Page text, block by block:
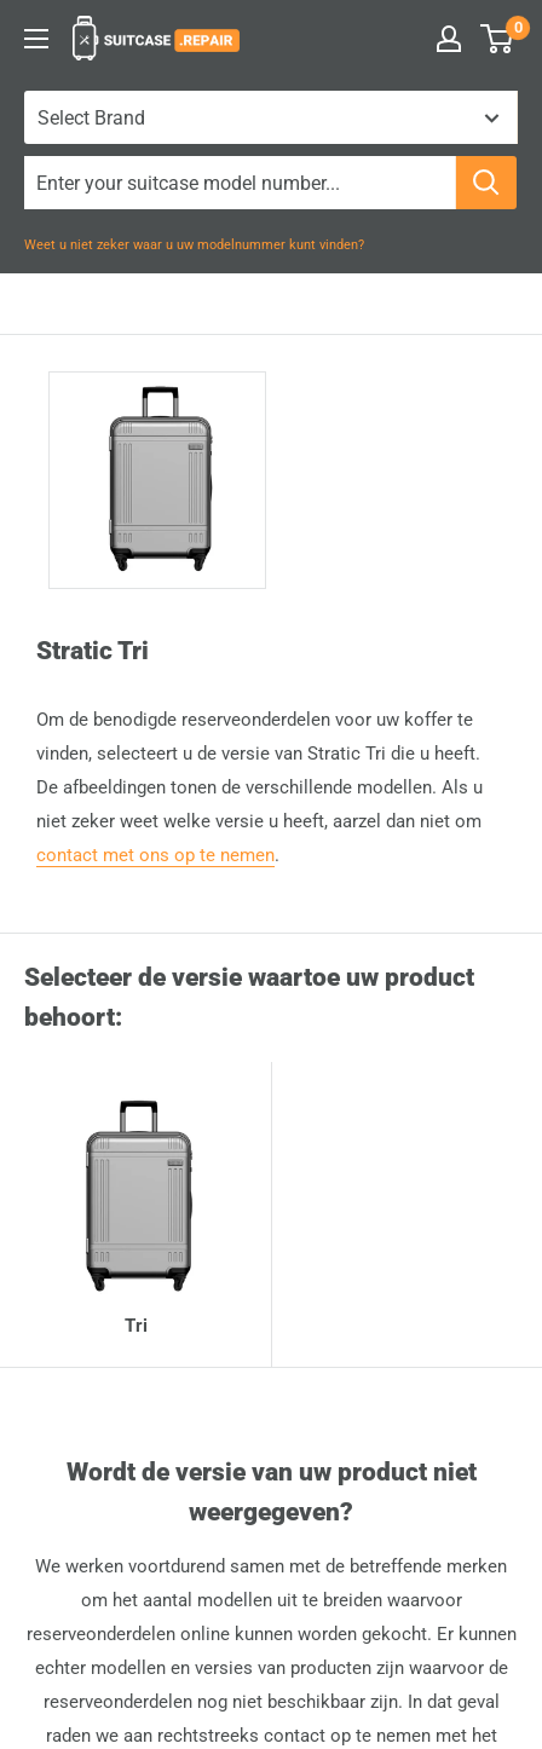
inhoud
Suitcase.Repair 0
Weet u niet zeker waar u uw modelnummer kunt vinden?
Stratic Tri
Om de benodigde reserveonderdelen voor uw koffer te
vinden, selecteert u de versie van Stratic Tri die u heeft.
De afbeeldingen tonen de verschillende modellen. Als u
niet zeker weet welke versie u heeft, aarzel dan niet om
contact met ons op te nemen.
Selecteer de versie waartoe uw product
behoort:
Tri
Wordt de versie van uw product niet
weergegeven?
We werken voortdurend samen met de betreffende merken
om het aantal modellen uit te breiden waarvoor
reserveonderdelen online kunnen worden gekocht. Er kunnen
echter modellen en versies van producten zijn waarvoor de
reserveonderdelen nog niet beschikbaar zijn. In dat geval
raden we aan rechtstreeks contact op te nemen met het